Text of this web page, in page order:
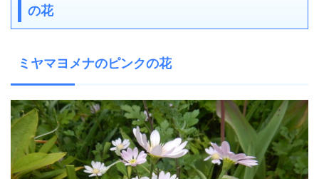
の花
ミヤマヨメナのピンクの花